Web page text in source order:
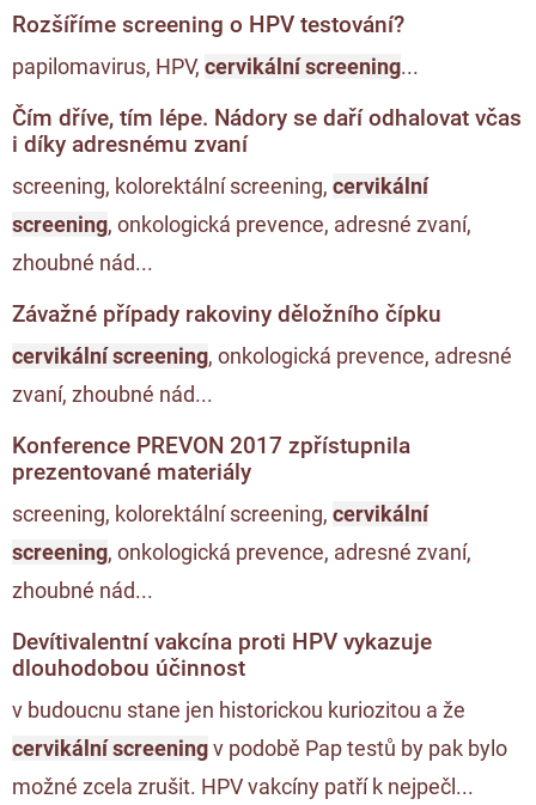
Rozšíříme screening o HPV testování?
papilomavirus, HPV, cervikální screening...
Čím dříve, tím lépe. Nádory se daří odhalovat včas
i díky adresnému zvaní
screening, kolorektální screening, cervikální
screening, onkologická prevence, adresné zvaní,
zhoubné nád...
Závažné případy rakoviny děložního čípku
cervikální screening, onkologická prevence, adresné
zvaní, zhoubné nád...
Konference PREVON 2017 zpřístupnila
prezentované materiály
screening, kolorektální screening, cervikální
screening, onkologická prevence, adresné zvaní,
zhoubné nád...
Devítivalentní vakcína proti HPV vykazuje
dlouhodobou účinnost
v budoucnu stane jen historickou kuriozitou a že
cervikální screeningv podobě Pap testů by pak bylo
možné zcela zrušit. HPV vakcíny patří k nejpečl...